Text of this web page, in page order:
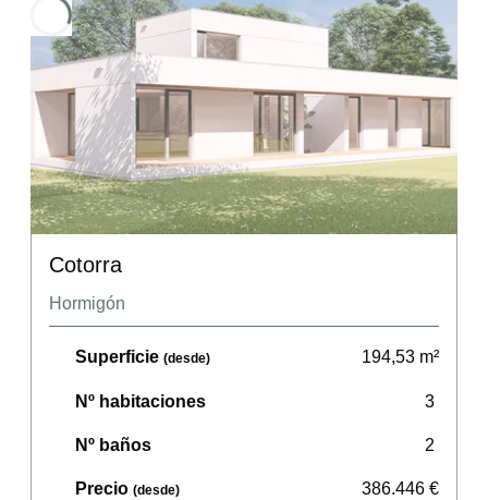
Cotorra
Hormigón
Superficie (desde) 194,53 m²
Nº habitaciones 3
Nº baños 2
Precio (desde) 386.446 €